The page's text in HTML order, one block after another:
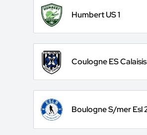
Humbert US 1
Coulogne ES
Boulogne S/mer Esl